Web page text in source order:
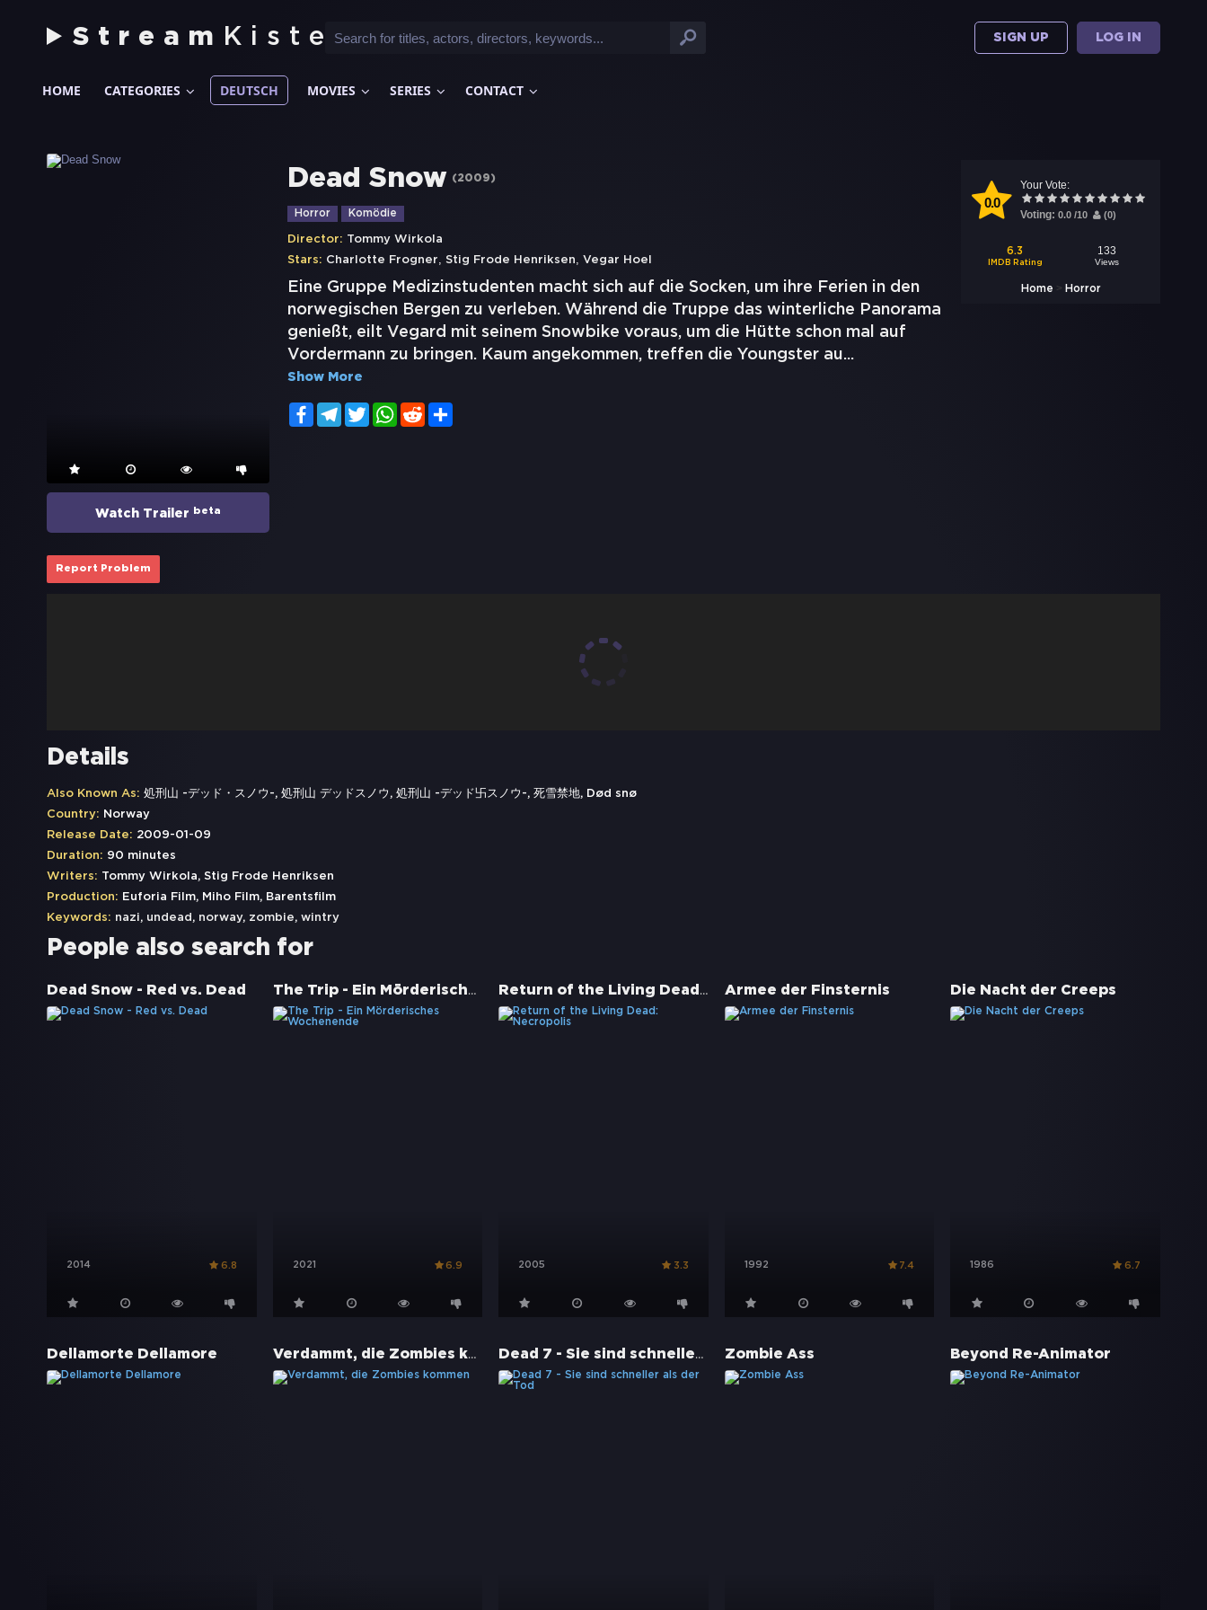
Stream Kiste SIGN UP LOG IN
HOME CATEGORIES DEUTSCH MOVIES SERIES CONTACT
Watch Trailer beta
0.0
Your Vote:
Voting: 0.0 /10 (0)
6.3
IMDB Rating
133
Views
Home > Horror
Dead Snow (2009)
Horror Komödie
Director: Tommy Wirkola
Stars: Charlotte Frogner, Stig Frode Henriksen, Vegar Hoel
Eine Gruppe Medizinstudenten macht sich auf die Socken, um ihre Ferien in den
norwegischen Bergen zu verleben. Während die Truppe das winterliche Panorama
genießt, eilt Vegard mit seinem Snowbike voraus, um die Hütte schon mal auf
Vordermann zu bringen. Kaum angekommen, treffen die Youngster au...
Show More
FacebookTelegramTwitterWhatsApp
Reddit
Report Problem
Details
Also Known As: 処刑山 -デッド・スノウ-, 処刑山 デッドスノウ, 処刑山 -デッド卐スノウ-, 死雪禁地, Død snø
Country: Norway
Release Date: 2009-01-09
Duration: 90 minutes
Writers: Tommy Wirkola, Stig Frode Henriksen
Production: Euforia Film, Miho Film, Barentsfilm
Keywords: nazi, undead , norway, zombie, wintry
People also search for
Dead Snow - Red vs. Dead
2014 6.8
The Trip - Ein Mörderisches Wochenende
2021 6.9
Return of the Living Dead: Necropolis
2005 3.3
Armee der Finsternis
1992 7.4
Die Nacht der Creeps
1986 6.7
Dellamorte Dellamore Verdammt, die Zombies kommen Dead 7 - Sie sind schneller als der Tod Zombie Ass Beyond Re-Animator